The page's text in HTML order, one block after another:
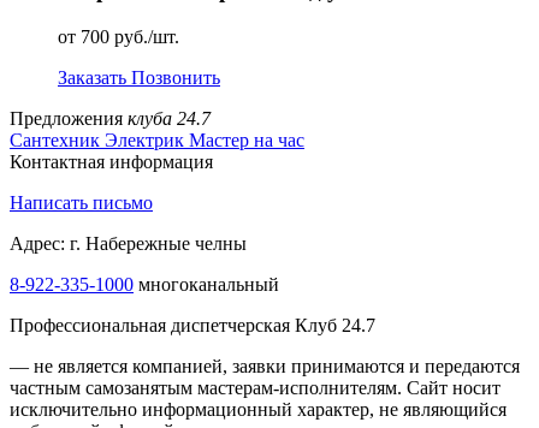
от 700 руб./шт.
Заказать Позвонить
Предложения клуба 24.7
Сантехник Электрик Мастер на час
Контактная информация
Написать письмо
Адрес: г. Набережные челны
8-922-335-2000 многоканальный
Профессиональная диспетчерская Клуб 24.7
— не является компанией, заявки принимаются и передаются
частным самозанятым мастерам‑исполнителям. Сайт носит
исключительно информационный характер, не являющийся